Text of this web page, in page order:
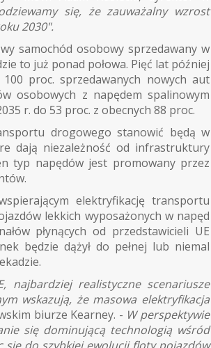
się, że zauważalny wzrost
2030".
samochód osobowy sprzedawany w
to już ponad połowa. Pięć lat później
proc. sprzedawanych nowych aut
osobowych z napędem spalinowym
r. do 53 proc. z obecnych 88 proc.
drogowego stanowić będą w
dają niezależność od infrastruktury
typ napędów jest promowany przez
elektryfikację transportu
lekkich wyposażonych w napęd
płynących od przedstawicieli UE
będzie dążył do pełnej lub niemal
najbardziej realistyczne scenariusze
wskazują, że masowa elektryfikacja
biurze Kearney. - W perspektywie
się dominującą technologią wśród